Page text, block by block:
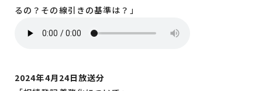
るの？その線引きの基準は？」
2024年4月24日放送分